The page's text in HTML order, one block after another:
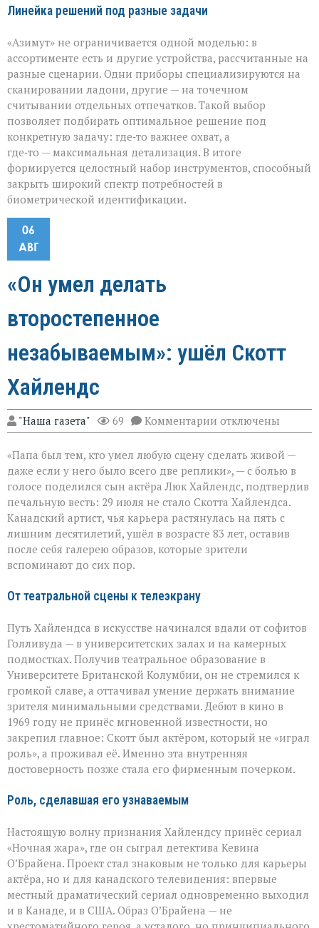
Линейка решений под разные задачи
«Азимут» не ограничивается одной моделью: в
ассортименте есть и другие устройства, рассчитанные на
разные сценарии. Одни приборы специализируются на
сканировании ладони, другие — на точечном
считывании отдельных отпечатков. Такой выбор
позволяет подбирать оптимальное решение под
конкретную задачу: где‑то важнее охват, а
где‑то — максимальная детализация. В итоге
формируется целостный набор инструментов, способный
закрыть широкий спектр потребностей в
биометрической идентификации.
06
АВГ
«Он умел делать
второстепенное
незабываемым»: ушёл Скотт
Хайлендс
"Наша газета" 69 Комментарии к
записи
умел
делать
второстепенное
незабываемым»:
ушёл
Скотт
Хайлендс
отключены
«Папа был тем, кто умел любую сцену сделать живой —
даже если у него было всего две реплики», — с болью в
голосе поделился сын актёра Люк Хайлендс, подтвердив
печальную весть: 29 июля не стало Скотта Хайлендса.
Канадский артист, чья карьера растянулась на пять с
лишним десятилетий, ушёл в возрасте 83 лет, оставив
после себя галерею образов, которые зрители
вспоминают до сих пор.
От театральной сцены к телеэкрану
Путь Хайлендса в искусстве начинался вдали от софитов
Голливуда — в университетских залах и на камерных
подмостках. Получив театральное образование в
Университете Британской Колумбии, он не стремился к
громкой славе, а оттачивал умение держать внимание
зрителя минимальными средствами. Дебют в кино в
1969 году не принёс мгновенной известности, но
закрепил главное: Скотт был актёром, который не «играл
роль», а проживал её. Именно эта внутренняя
достоверность позже стала его фирменным почерком.
Роль, сделавшая его узнаваемым
Настоящую волну признания Хайлендсу принёс сериал
«Ночная жара», где он сыграл детектива Кевина
О’Брайена. Проект стал знаковым не только для карьеры
актёра, но и для канадского телевидения: впервые
местный драматический сериал одновременно выходил
и в Канаде, и в США. Образ О’Брайена — не